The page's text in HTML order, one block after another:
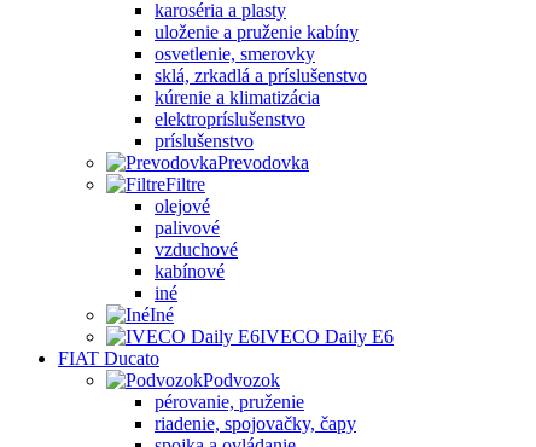
karoséria a plasty
uloženie a pruženie kabíny
osvetlenie, smerovky
sklá, zrkadlá a príslušenstvo
kúrenie a klimatizácia
elektropríslušenstvo
príslušenstvo
Prevodovka
Filtre
olejové
palivové
vzduchové
kabínové
iné
Iné
IVECO Daily E6
FIAT Ducato
Podvozok
pérovanie, pruženie
riadenie, spojovačky, čapy